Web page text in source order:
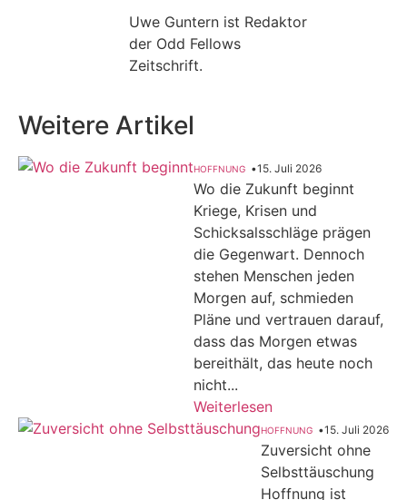
Uwe Guntern ist Redaktor
der Odd Fellows
Zeitschrift.
Weitere Artikel
HOFFNUNG •15. Juli 2026
Wo die Zukunft beginnt
Kriege, Krisen und
Schicksalsschläge prägen
die Gegenwart. Dennoch
stehen Menschen jeden
Morgen auf, schmieden
Pläne und vertrauen darauf,
dass das Morgen etwas
bereithält, das heute noch
nicht...
Weiterlesen
HOFFNUNG •15. Juli 2026
Zuversicht ohne
Selbsttäuschung
Hoffnung ist